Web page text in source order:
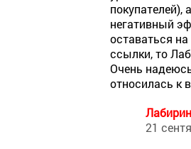
покупателей),
негативный
оставаться
ссылки, то
Очень
относилась к
21